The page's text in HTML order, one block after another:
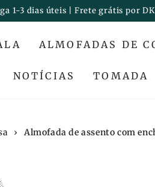
1-3 dias úteis | Frete grátis por
ALMOFADAS DE
NOTÍCIAS TOMADA
› Almofada de assento com